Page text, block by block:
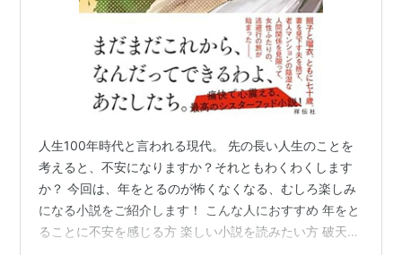
人生100年時代と言われる現代。 先の長い人生のことを
考えると、不安になりますか？それともわくわくします
か？ 今回は、年をとるのが怖くなくなる、むしろ楽しみ
になる小説をご紹介します！ こんな人におすすめ 年をと
ることに不安を感じる方 楽しい小説を読みたい方 破天荒